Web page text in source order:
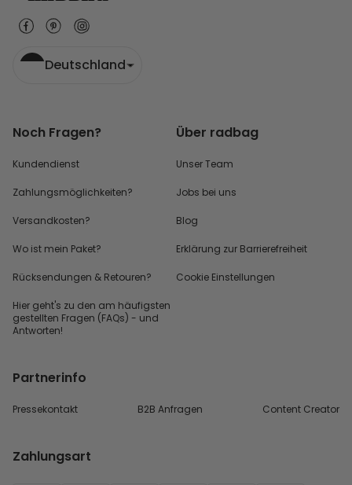
Deutschland
Noch Fragen?
Kundendienst
Zahlungsmöglichkeiten?
Versandkosten?
Wo ist mein Paket?
Rücksendungen & Retouren?
Hier geht's zu den am häufigsten
gestellten Fragen (FAQs) - und
Antworten!
Über radbag
Unser Team
Jobs bei uns
Blog
Erklärung zur Barrierefreiheit
Cookie Einstellungen
Partnerinfo
Pressekontakt B2B Anfragen Content Creator
Zahlungsart